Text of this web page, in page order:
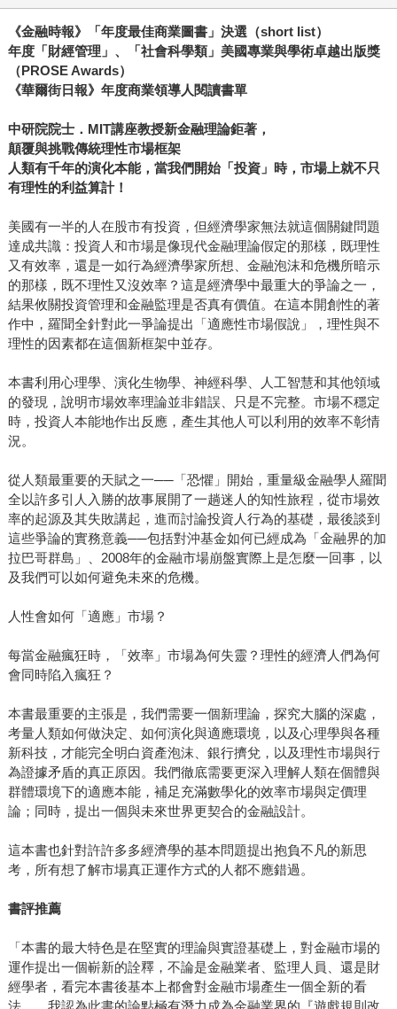
《金融時報》「年度最佳商業圖書」決選（short list）
年度「財經管理」、「社會科學類」美國專業與學術卓越出版獎
（PROSE Awards）
《華爾街日報》年度商業領導人閱讀書單
中研院院士．MIT講座教授新金融理論鉅著，
顛覆與挑戰傳統理性市場框架
人類有千年的演化本能，當我們開始「投資」時，市場上就不只
有理性的利益算計！
美國有一半的人在股市有投資，但經濟學家無法就這個關鍵問題
達成共識：投資人和市場是像現代金融理論假定的那樣，既理性
又有效率，還是一如行為經濟學家所想、金融泡沫和危機所暗示
的那樣，既不理性又沒效率？這是經濟學中最重大的爭論之一，
結果攸關投資管理和金融監理是否真有價值。在這本開創性的著
作中，羅聞全針對此一爭論提出「適應性市場假說」，理性與不
理性的因素都在這個新框架中並存。
本書利用心理學、演化生物學、神經科學、人工智慧和其他領域
的發現，說明市場效率理論並非錯誤、只是不完整。市場不穩定
時，投資人本能地作出反應，產生其他人可以利用的效率不彰情
況。
從人類最重要的天賦之一──「恐懼」開始，重量級金融學人羅聞
全以許多引人入勝的故事展開了一趟迷人的知性旅程，從市場效
率的起源及其失敗講起，進而討論投資人行為的基礎，最後談到
這些爭論的實務意義──包括對沖基金如何已經成為「金融界的加
拉巴哥群島」、2008年的金融市場崩盤實際上是怎麼一回事，以
及我們可以如何避免未來的危機。
人性會如何「適應」市場？
每當金融瘋狂時，「效率」市場為何失靈？理性的經濟人們為何
會同時陷入瘋狂？
本書最重要的主張是，我們需要一個新理論，探究大腦的深處，
考量人類如何做決定、如何演化與適應環境，以及心理學與各種
新科技，才能完全明白資產泡沫、銀行擠兌，以及理性市場與行
為證據矛盾的真正原因。我們徹底需要更深入理解人類在個體與
群體環境下的適應本能，補足充滿數學化的效率市場與定價理
論；同時，提出一個與未來世界更契合的金融設計。
這本書也針對許許多多經濟學的基本問題提出抱負不凡的新思
考，所有想了解市場真正運作方式的人都不應錯過。
書評推薦
「本書的最大特色是在堅實的理論與實證基礎上，對金融市場的
運作提出一個嶄新的詮釋，不論是金融業者、監理人員、還是財
經學者，看完本書後基本上都會對金融市場產生一個全新的看
法……我認為此書的論點極有潛力成為金融業界的『遊戲規則改